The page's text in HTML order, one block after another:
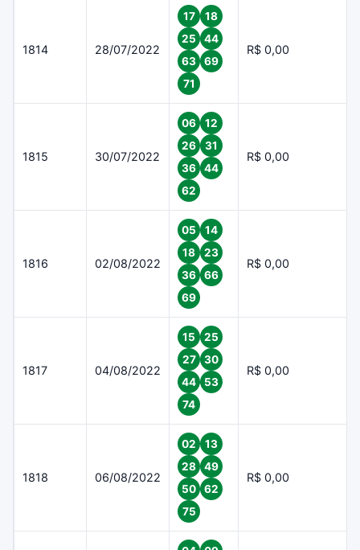
1814 28/07/2022
17
18
25
44
63
69
71
R$ 0,00
1815 30/07/2022
06
12
26
31
36
44
62
R$ 0,00
1816 02/08/2022
05
14
18
23
36
66
69
R$ 0,00
1817 04/08/2022
15
25
27
30
44
53
74
R$ 0,00
1818 06/08/2022
02
13
28
49
50
62
75
R$ 0,00